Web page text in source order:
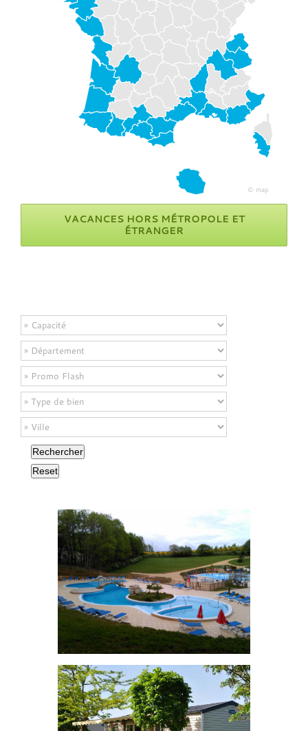
© map
VACANCES HORS MÉTROPOLE ET
ÉTRANGER
Rechercher
Reset